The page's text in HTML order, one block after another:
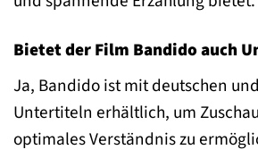
Bietet der Film Bandido auch
Ja, Bandido ist mit deutschen
Untertiteln erhältlich, um
optimales Verständnis zu